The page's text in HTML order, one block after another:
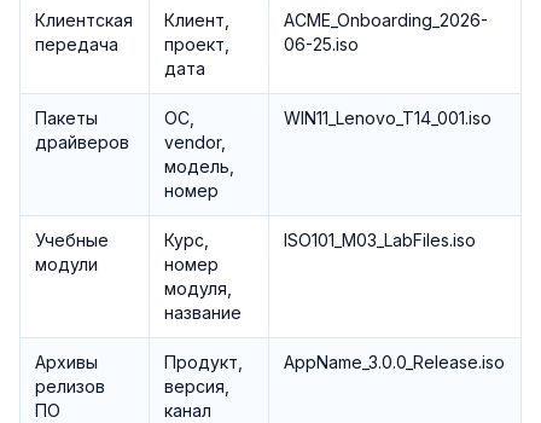
Клиентская
передача
Клиент,
проект,
дата
ACME_Onboarding_2026-
06-25.iso
Пакеты
драйверов
ОС,
vendor,
модель,
номер
WIN11_Lenovo_T14_001.iso
Учебные
модули
Курс,
номер
модуля,
название
ISO101_M03_LabFiles.iso
Архивы
релизов
ПО
Продукт,
версия,
канал
AppName_3.0.0_Release.iso